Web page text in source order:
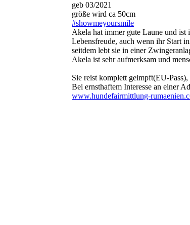
geb 03/2021
größe wird ca 50cm
#showmeyoursmile
Akela hat immer gute Laune und
Lebensfreude, auch wenn ihr Start
seitdem lebt sie in einer
Akela ist sehr aufmerksam und
Sie reist komplett geimpft(EU-
Bei ernsthaftem Interesse an einer
www.hundefairmittlung-